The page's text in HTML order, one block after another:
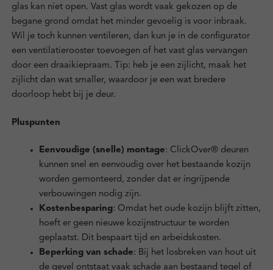
glas kan niet open. Vast glas wordt vaak gekozen op de
begane grond omdat het minder gevoelig is voor inbraak.
Wil je toch kunnen ventileren, dan kun je in de configurator
een ventilatierooster toevoegen of het vast glas vervangen
door een draaikiepraam. Tip: heb je een zijlicht, maak het
zijlicht dan wat smaller, waardoor je een wat bredere
doorloop hebt bij je deur.
Pluspunten
Eenvoudige (snelle) montage: ClickOver® deuren
kunnen snel en eenvoudig over het bestaande kozijn
worden gemonteerd, zonder dat er ingrijpende
verbouwingen nodig zijn.
Kostenbesparing: Omdat het oude kozijn blijft zitten,
hoeft er geen nieuwe kozijnstructuur te worden
geplaatst. Dit bespaart tijd en arbeidskosten.
Beperking van schade: Bij het losbreken van hout uit
de gevel ontstaat vaak schade aan bestaand tegel of